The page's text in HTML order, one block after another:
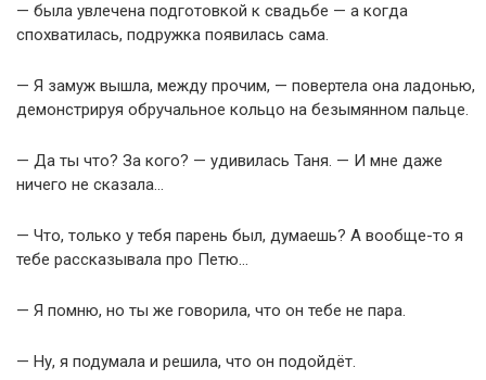
— была увлечена подготовкой к свадьбе — а когда
спохватилась, подружка появилась сама.
— Я замуж вышла, между прочим, — повертела она ладонью,
демонстрируя обручальное кольцо на безымянном пальце.
— Да ты что? За кого? — удивилась Таня. — И мне даже
ничего не сказала…
— Что, только у тебя парень был, думаешь? А вообще-то я
тебе рассказывала про Петю…
— Я помню, но ты же говорила, что он тебе не пара.
— Ну, я подумала и решила, что он подойдёт.